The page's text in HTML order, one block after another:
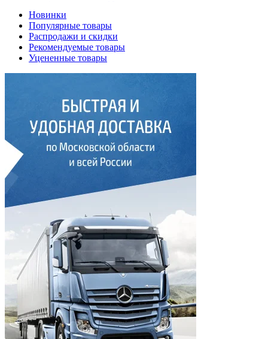
Новинки
Популярные товары
Распродажи и скидки
Рекомендуемые товары
Уцененные товары